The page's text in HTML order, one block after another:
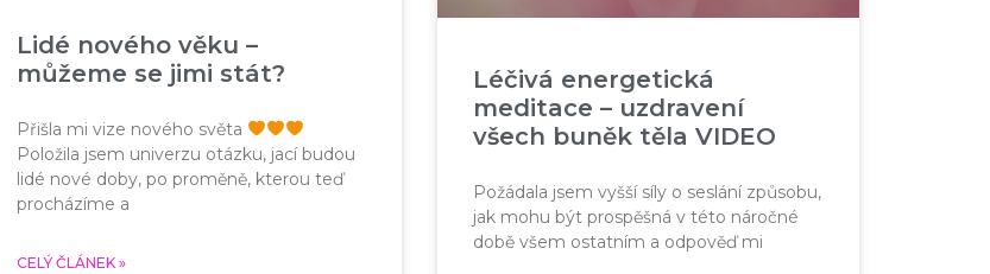
Lidé nového věku –
můžeme se jimi stát?
Přišla mi vize nového světa
Položila jsem univerzu otázku, jací budou
lidé nové doby, po proměně, kterou teď
procházíme a
CELÝ ČLÁNEK »
Léčivá energetická
meditace – uzdravení
všech buněk těla VIDEO
Požádala jsem vyšší síly o seslání způsobu,
jak mohu být prospěšná v této náročné
době všem ostatním a odpověď mi